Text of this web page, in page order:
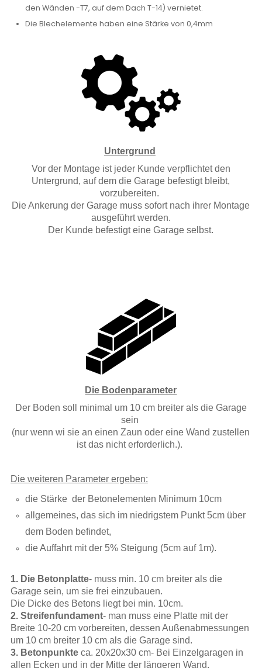
den Wänden -T7, auf dem Dach T-14) vernietet.
Die Blechelemente haben eine Stärke von 0,4mm
Untergrund
Vor der Montage ist jeder Kunde verpflichtet den
Untergrund, auf dem die Garage befestigt bleibt,
vorzubereiten.
Die Ankerung der Garage muss sofort nach ihrer Montage
ausgeführt werden.
Der Kunde befestigt eine Garage selbst.
Die Bodenparameter
Der Boden soll minimal um 10 cm breiter als die Garage
sein
(nur wenn wi sie an einen Zaunoder eine Wand zustellen
ist das nicht erforderlich.).
Die weiteren Parameter ergeben:
die Stärke der Betonelementen Minimum 10cm
allgemeines, das sich im niedrigstem Punkt 5cm über
dem Boden befindet,
die Auffahrt mit der 5% Steigung (5cm auf 1m).
1. Die Betonplatte- muss min. 10 cm breiter als die
Garage sein, um sie frei einzubauen.
Die Dicke des Betons liegt bei min. 10cm.
2. Streifenfundament- man muss eine Platte mit der
Breite 10-20 cm vorbereiten, dessen Außenabmessungen
um 10 cm breiter 10 cm als die Garage sind.
3. Betonpunkteca. 20x20x30 cm- Bei Einzelgaragen in
allen Ecken und in der Mitte der längeren Wand.